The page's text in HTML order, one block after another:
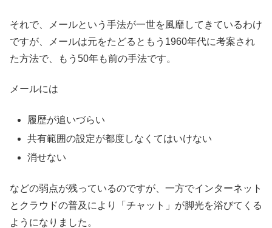
それで、メールという手法が一世を風靡してきているわけ
ですが、メールは元をたどるともう1960年代に考案され
た方法で、もう50年も前の手法です。
メールには
履歴が追いづらい
共有範囲の設定が都度しなくてはいけない
消せない
などの弱点が残っているのですが、一方でインターネット
とクラウドの普及により「チャット」が脚光を浴びてくる
ようになりました。